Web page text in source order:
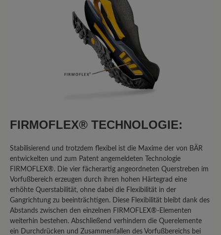
UNMÖGLICH machen. Diese Mängel
sind bei einem Produkt dieser
Preisklasse schlicht inakzeptabel:
GERISSENES FERSENFUTTER: An
beiden Schuhen ist das Futter im
Fersenbereich gerissen. Dies deutet für
mich klar auf ein Material- oder
Verarbeitungsproblem hin, nicht auf
GEBROCHENE HINTERKAPPEN:
schwerwiegend ist, dass die
Hinterkappen beider Schuhe gebrochen
sind. Dies ist ein struktureller Defekt,
der die Stabilität und Sicherheit des
Schuhs beeinträchtigt und bei einem
vermeintlichen Premium-Wanderschuh
nicht vorkommen darf. Angesichts
FIRMOFLEX® TECHNOLOGIE:
Stabilisierend und trotzdem flexibel ist die Maxime der von BÄR
entwickelten und zum Patent angemeldeten Technologie
FIRMOFLEX®. Die vier fächerartig angeordneten Querstreben im
Vorfußbereich erzeugen durch ihren hohen Härtegrad eine
erhöhte Querstabilität, ohne dabei die Flexibilität in der
Gangrichtung zu beeinträchtigen. Diese Flexibilität bleibt dank des
Abstands zwischen den einzelnen FIRMOFLEX®-Elementen
weiterhin bestehen. Abschließend verhindern die Querelemente
ein Durchdrücken und Zusammenfallen des Vorfußbereichs bei